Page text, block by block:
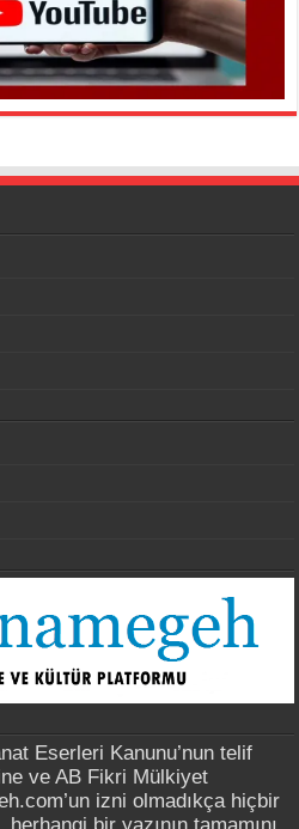
Eserleri Kanunu’nun telif
ve AB Fikri Mülkiyet
izni olmadıkça hiçbir
bir yazının tamamını